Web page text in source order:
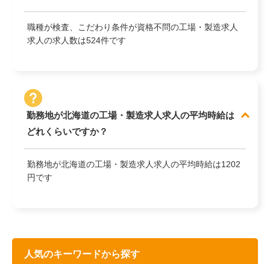
職種が検査、こだわり条件が資格不問の工場・製造求人
求人の求人数は524件です
勤務地が北海道の工場・製造求人求人の平均時給は
どれくらいですか？
勤務地が北海道の工場・製造求人求人の平均時給は1202
円です
人気のキーワードから探す